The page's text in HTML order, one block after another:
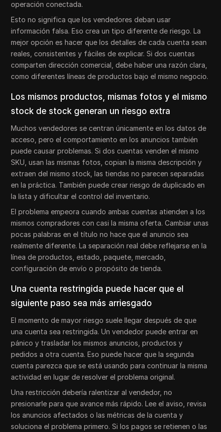
operación conectada.
Esto no significa que los vendedores deban usar
información falsa. Eso crea un tipo diferente de riesgo. La
mejor opción es hacer que los detalles de cada cuenta sean
reales, consistentes y fáciles de explicar. Si dos cuentas
comparten dirección comercial, debe haber una razón clara,
como diferentes líneas de productos bajo el mismo negocio.
Los mismos productos, mismas fotos y el mismo
stock de stock generan un riesgo extra
Muchos vendedores se centran únicamente en los datos de
acceso, pero el comportamiento en los anuncios también
puede causar problemas. Si dos cuentas venden el mismo
SKU, usan las mismas fotos, copian la misma descripción y
extraen del mismo stock, las tiendas no parecen separadas
en la práctica. También puede crear riesgo de duplicado en
la lista y dificultar el control del inventario.
El problema empeora cuando ambas cuentas atienden a los
mismos compradores con casi la misma oferta. Cambiar unas
pocas palabras en el título no hace que el anuncio sea
realmente diferente. La separación real debe reflejarse en la
línea de productos, estado, paquete, mercado,
configuración de envío o propósito de tienda.
Una cuenta restringida puede hacer que el
siguiente paso sea más arriesgado
El momento de mayor riesgo suele llegar después de que
una cuenta sea restringida. Un vendedor puede entrar en
pánico y trasladar los mismos anuncios, productos y
pedidos a otra cuenta. Eso puede hacer que la segunda
cuenta parezca que se está usando para continuar la misma
actividad en lugar de resolver el problema original.
Una restricción debería ralentizar al vendedor, no
presionarle para que avance más rápido. Lee el aviso, revisa
los anuncios afectados o las métricas de la cuenta y
soluciona el problema primero. Si los pagos se retienen o las